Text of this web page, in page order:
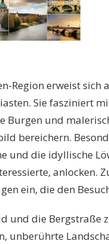
Region erweist
Sie fasziniert
Burgen und
bereichern.
und die idyllische
anlocken.
ein, die den
und die Bergstraße
unberührte